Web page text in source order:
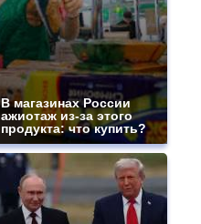
В магазинах России
ажиотаж из-за этого
продукта: что купить?